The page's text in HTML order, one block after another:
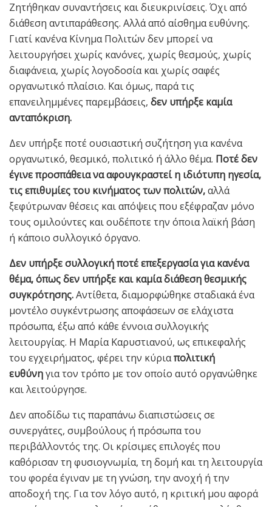
Ζητήθηκαν συναντήσεις και διευκρινίσεις. Όχι από
διάθεση αντιπαράθεσης. Αλλά από αίσθημα ευθύνης.
Γιατί κανένα Κίνημα Πολιτών δεν μπορεί να
λειτουργήσει χωρίς κανόνες, χωρίς θεσμούς, χωρίς
διαφάνεια, χωρίς λογοδοσία και χωρίς σαφές
οργανωτικό πλαίσιο. Και όμως, παρά τις
επανειλημμένες παρεμβάσεις, δεν υπήρξε καμία
ανταπόκριση.
Δεν υπήρξε ποτέ ουσιαστική συζήτηση για κανένα
οργανωτικό, θεσμικό, πολιτικό ή άλλο θέμα. Ποτέ δεν
έγινε προσπάθεια να αφουγκραστεί η ιδιότυπη ηγεσία,
τις επιθυμίες του κινήματος των πολιτών,αλλά
ξεφύτρωναν θέσεις και απόψεις που εξέφραζαν μόνο
τους ομιλούντες και ουδέποτε την όποια λαϊκή βάση
ή κάποιο συλλογικό όργανο.
Δεν υπήρξε συλλογική ποτέ επεξεργασία για κανένα
θέμα, όπως δεν υπήρξε και καμία διάθεση θεσμικής
συγκρότησης.Αντίθετα, διαμορφώθηκε σταδιακά ένα
μοντέλο συγκέντρωσης αποφάσεων σε ελάχιστα
πρόσωπα, έξω από κάθε έννοια συλλογικής
λειτουργίας. Η Μαρία Καρυστιανού, ως επικεφαλής
του εγχειρήματος, φέρει την κύριαπολιτική
ευθύνηγια τον τρόπο με τον οποίο αυτό οργανώθηκε
και λειτούργησε.
Δεν αποδίδω τις παραπάνω διαπιστώσεις σε
συνεργάτες, συμβούλους ή πρόσωπα του
περιβάλλοντός της. Οι κρίσιμες επιλογές που
καθόρισαν τη φυσιογνωμία, τη δομή και τη λειτουργία
του φορέα έγιναν με τη γνώση, την ανοχή ή την
αποδοχή της. Για τον λόγο αυτό, η κριτική μου αφορά